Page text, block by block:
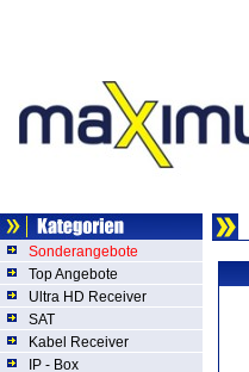
Sonderangebote
Top Angebote
Ultra HD Receiver
SAT
Kabel Receiver
IP - Box